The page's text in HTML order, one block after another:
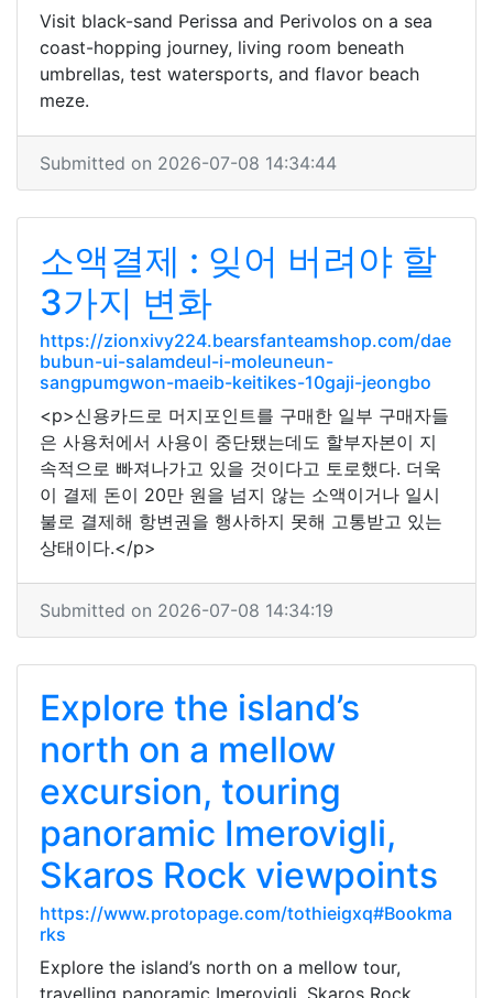
Visit black-sand Perissa and Perivolos on a sea
coast-hopping journey, living room beneath
umbrellas, test watersports, and flavor beach
meze.
Submitted on 2026-07-08 14:34:44
소액결제 : 잊어 버려야 할
3가지 변화
https://zionxivy224.bearsfanteamshop.com/dae
bubun-ui-salamdeul-i-moleuneun-
sangpumgwon-maeib-keitikes-10gaji-jeongbo
<p>신용카드로 머지포인트를 구매한 일부 구매자들
은 사용처에서 사용이 중단됐는데도 할부자본이 지
속적으로 빠져나가고 있을 것이다고 토로했다. 더욱
이 결제 돈이 20만 원을 넘지 않는 소액이거나 일시
불로 결제해 항변권을 행사하지 못해 고통받고 있는
상태이다.</p>
Submitted on 2026-07-08 14:34:19
Explore the island’s
north on a mellow
excursion, touring
panoramic Imerovigli,
Skaros Rock viewpoints
https://www.protopage.com/tothieigxq#Bookma
rks
Explore the island’s north on a mellow tour,
travelling panoramic Imerovigli, Skaros Rock